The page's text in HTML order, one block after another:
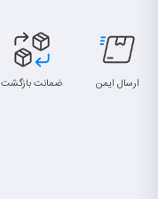
ارسال ایمن ضمانت بازگشت